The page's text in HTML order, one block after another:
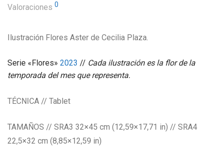
Valoraciones 0
Ilustración Flores Aster de Cecilia Plaza.
Serie «Flores» 2023 // Cada ilustración es la flor de la
temporada del mes que representa.
TÉCNICA // Tablet
TAMAÑOS // SRA3 32×45 cm (12,59×17,71 in) // SRA4
22,5×32 cm (8,85×12,59 in)